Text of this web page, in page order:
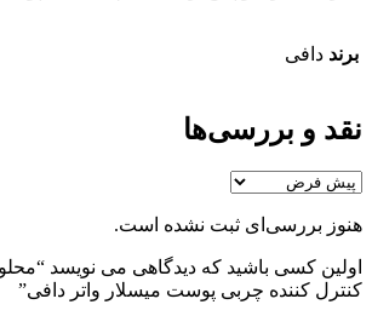
برند دافی
نقد و بررسی‌ها
هنوز بررسی‌ای ثبت نشده است.
اولین کسی باشید که دیدگاهی می نویسد
کنترل کننده چربی پوست میسلار واتر دافی”